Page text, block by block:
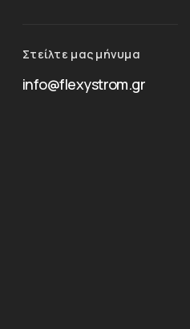
Στείλτε μας μήνυμα
info@flexystrom.gr